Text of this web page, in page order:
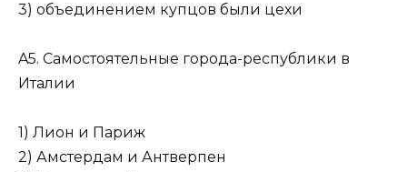
3) объединением купцов были цехи
A5. Самостоятельные города-республики в
Италии
1) Лион и Париж
2) Амстердам и Антверпен